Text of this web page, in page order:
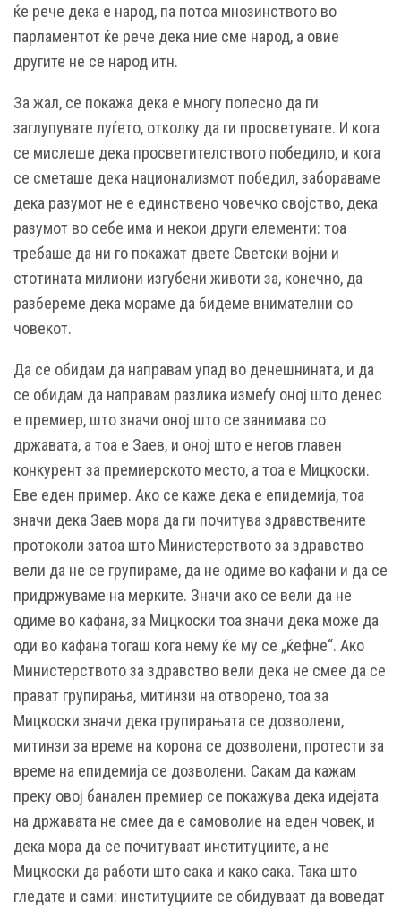
ќе рече дека е народ, па потоа мнозинството во
парламентот ќе рече дека ние сме народ, а овие
другите не се народ итн.
За жал, се покажа дека е многу полесно да ги
заглупувате луѓето, отколку да ги просветувате. И кога
се мислеше дека просветителството победило, и кога
се сметаше дека национализмот победил, забораваме
дека разумот не е единствено човечко својство, дека
разумот во себе има и некои други елементи: тоа
требаше да ни го покажат двете Светски војни и
стотината милиони изгубени животи за, конечно, да
разбереме дека мораме да бидеме внимателни со
човекот.
Да се обидам да направам упад во денешнината, и да
се обидам да направам разлика измеѓу оној што денес
е премиер, што значи оној што се занимава со
државата, а тоа е Заев, и оној што е негов главен
конкурент за премиерското место, а тоа е Мицкоски.
Еве еден пример. Ако се каже дека е епидемија, тоа
значи дека Заев мора да ги почитува здравствените
протоколи затоа што Министерството за здравство
вели да не се групираме, да не одиме во кафани и да се
придржуваме на мерките. Значи ако се вели да не
одиме во кафана, за Мицкоски тоа значи дека може да
оди во кафана тогаш кога нему ќе му се „ќефне“. Ако
Министерството за здравство вели дека не смее да се
прават групирања, митинзи на отворено, тоа за
Мицкоски значи дека групирањата се дозволени,
митинзи за време на корона се дозволени, протести за
време на епидемија се дозволени. Сакам да кажам
преку овој банален премиер се покажува дека идејата
на државата не смее да е самоволие на еден човек, и
дека мора да се почитуваат институциите, а не
Мицкоски да работи што сака и како сака. Така што
гледате и сами: институциите се обидуваат да воведат